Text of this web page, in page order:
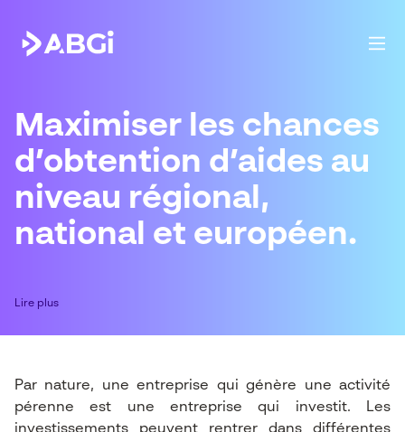
Maximiser les chances
d’obtention d’aides au
niveau régional,
national et européen.
Lire plus
Par nature, une entreprise qui génère une activité
pérenne est une entreprise qui investit. Les